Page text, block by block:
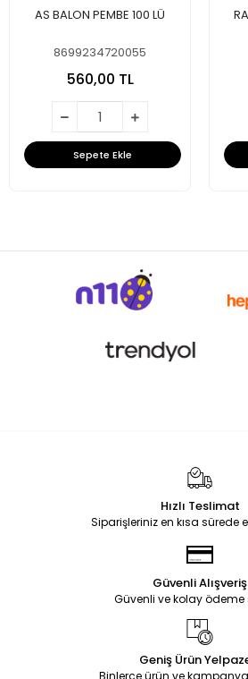
AS BALON PEMBE 100 LÜ
8699234720055
560,00 TL
Sepete Ekle
Hızlı Teslimat
Siparişleriniz en kısa sürede
Güvenli Alışveriş
Güvenli ve kolay ödeme
Geniş Ürün
Binlerce ürün ve